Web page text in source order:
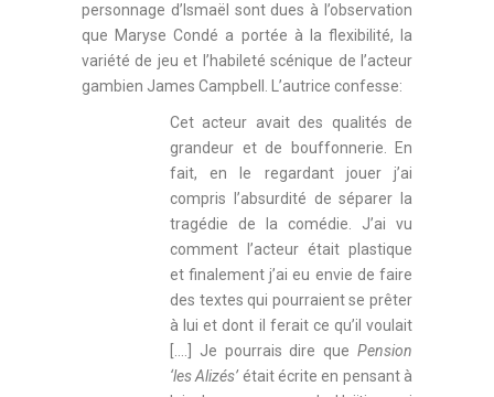
personnage d’Ismaël sont dues à l’observation
que Maryse Condé a portée à la flexibilité, la
variété de jeu et l’habileté scénique de l’acteur
gambien James Campbell. L’autrice confesse:
Cet acteur avait des qualités de
grandeur et de bouffonnerie. En
fait, en le regardant jouer j’ai
compris l’absurdité de séparer la
tragédie de la comédie. J’ai vu
comment l’acteur était plastique
et finalement j’ai eu envie de faire
des textes qui pourraient se prêter
à lui et dont il ferait ce qu’il voulait
[….] Je pourrais dire que Pension
‘les Alizés’était écrite en pensant à